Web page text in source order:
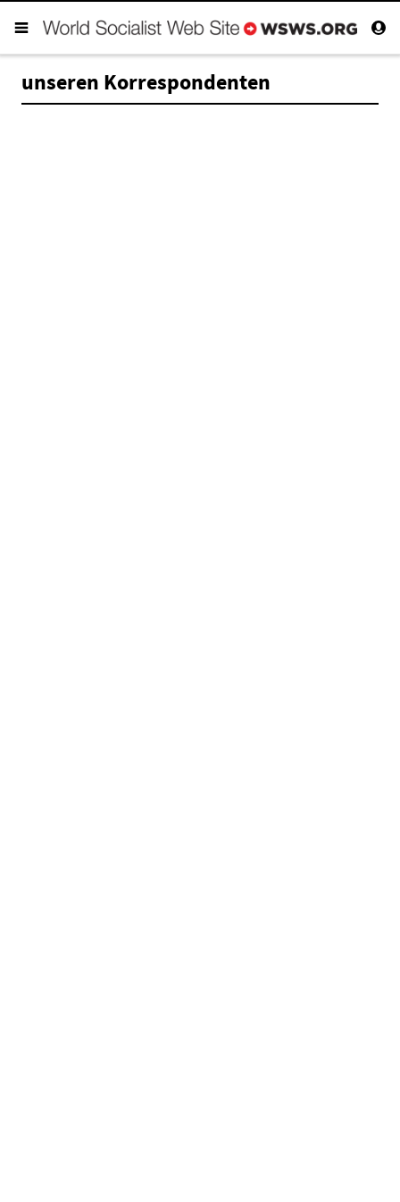
unseren Korrespondenten